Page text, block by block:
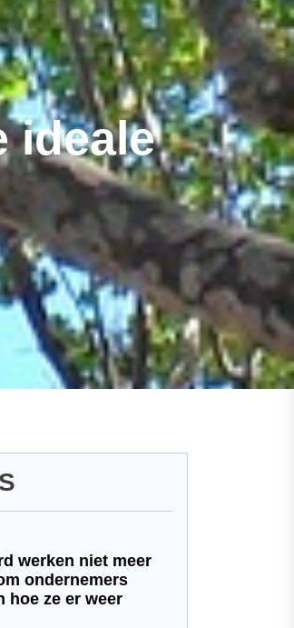
ideale
werken niet meer
ondernemers
hoe ze er weer